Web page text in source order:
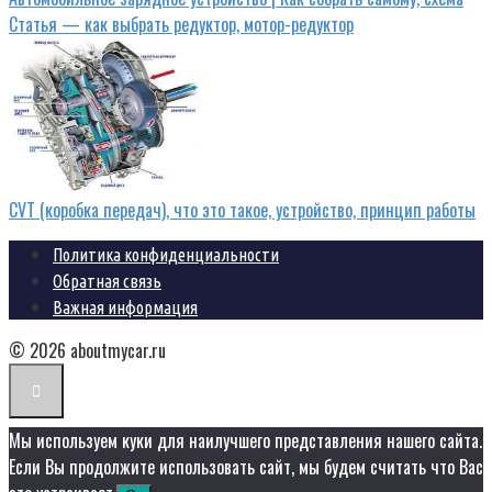
Статья — как выбрать редуктор, мотор-редуктор
CVT (коробка передач), что это такое, устройство, принцип работы
Политика конфиденциальности
Обратная связь
Важная информация
© 2026 aboutmycar.ru
Мы используем куки для наилучшего представления нашего сайта.
Если Вы продолжите использовать сайт, мы будем считать что Вас